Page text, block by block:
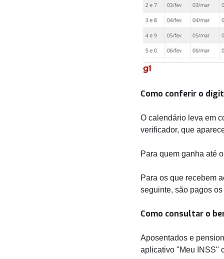
Como conferir o
O calendário leva em
verificador, que
Para quem ganha até
Para os que recebem
seguinte, são pagos
Como consultar o
Aposentados e
aplicativo "Meu INSS"